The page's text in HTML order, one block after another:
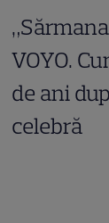
VOYO.
de ani
celebră